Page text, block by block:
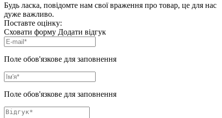
Будь ласка, повідомте нам свої враження про товар, це для нас
дуже важливо.
Поставте оцінку:
Сховати форму Додати відгук
Поле обов'язкове для заповнення
Поле обов'язкове для заповнення